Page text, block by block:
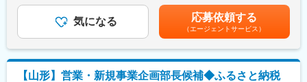
変更の範囲：会社の定める業務
の産業を活性化することです。この目標を達成するためには、地
域の事業者様との緊密な協力関係が不可欠です。あなたには、こ
うした事業者様との信頼関係を構築し、返礼品の魅力を効果的に
ただくことを期待しています。
納税や地方創生業務で主担当の経験がある方は優遇■賞与：年2回
（前年度実績：3ヶ月）※決算賞与は業績による（前年度支給実績
あり）※賞与は試用期間終了後、所定の査定期間に在籍している方
が対象賃金はあくまでも目安の金額であり、選考を通じて上下す
る可能性があります。月給(月額)は固定手当を含めた表記です。
気になる 応募依頼する
（エージェントサービス）
【山形】営業・新規事業企画部長候補◆ふるさと納税